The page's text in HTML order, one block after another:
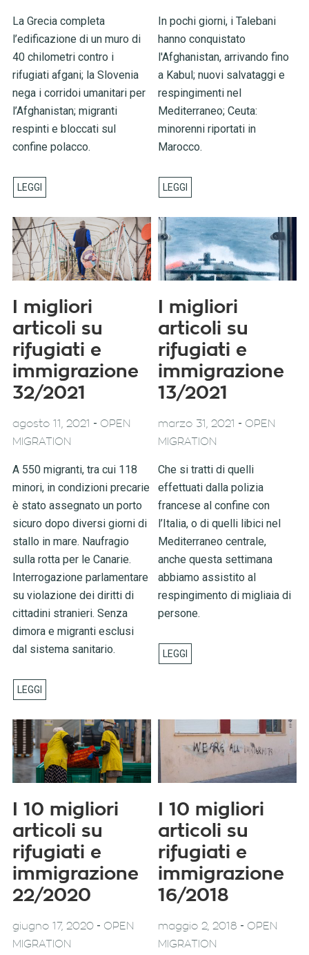
La Grecia completa
l’edificazione di un muro di
40 chilometri contro i
rifugiati afgani; la Slovenia
nega i corridoi umanitari per
l’Afghanistan; migranti
respinti e bloccati sul
confine polacco.
In pochi giorni, i Talebani
hanno conquistato
l'Afghanistan, arrivando fino
a Kabul; nuovi salvataggi e
respingimenti nel
Mediterraneo; Ceuta:
minorenni riportati in
Marocco.
I migliori
articoli su
rifugiati e
immigrazione
32/2021
agosto 11, 2021 - OPEN
MIGRATION
A 550 migranti, tra cui 118
minori, in condizioni precarie
è stato assegnato un porto
sicuro dopo diversi giorni di
stallo in mare. Naufragio
sulla rotta per le Canarie.
Interrogazione parlamentare
su violazione dei diritti di
cittadini stranieri. Senza
dimora e migranti esclusi
dal sistema sanitario.
I migliori
articoli su
rifugiati e
immigrazione
13/2021
marzo 31, 2021 - OPEN
MIGRATION
Che si tratti di quelli
effettuati dalla polizia
francese al confine con
l’Italia, o di quelli libici nel
Mediterraneo centrale,
anche questa settimana
abbiamo assistito al
respingimento di migliaia di
persone.
I 10 migliori
articoli su
rifugiati e
immigrazione
22/2020
giugno 17, 2020- OPEN
MIGRATION
I 10 migliori
articoli su
rifugiati e
immigrazione
16/2018
maggio 2, 2018 - OPEN
MIGRATION